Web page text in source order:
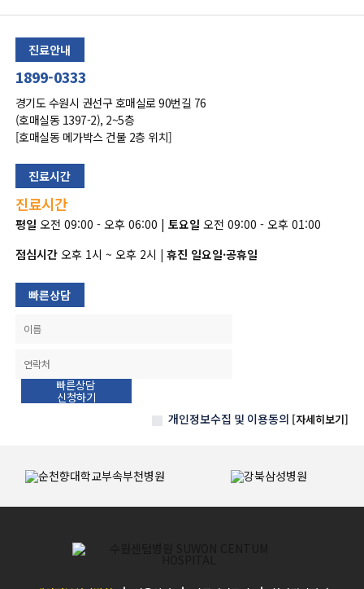
페이지
반복
레이어
진료시간,
빠른상담
영역
진료안내
1899-0333
경기도 수원시 권선구 호매실로 90번길 76
(호매실동 1397-2), 2~5층
[호매실동 메가박스 건물 2층 위치]
진료시간
진료시간
평일 오전 09:00 - 오후 06:00 | 토요일 오전 09:00 - 오후 01:00
점심시간 오후 1시 ~ 오후 2시 | 휴진 일요일·공휴일
빠른상담
빠른상담
신청하기
개인정보수집 및 이용동의 [자세히보기]
협력병원